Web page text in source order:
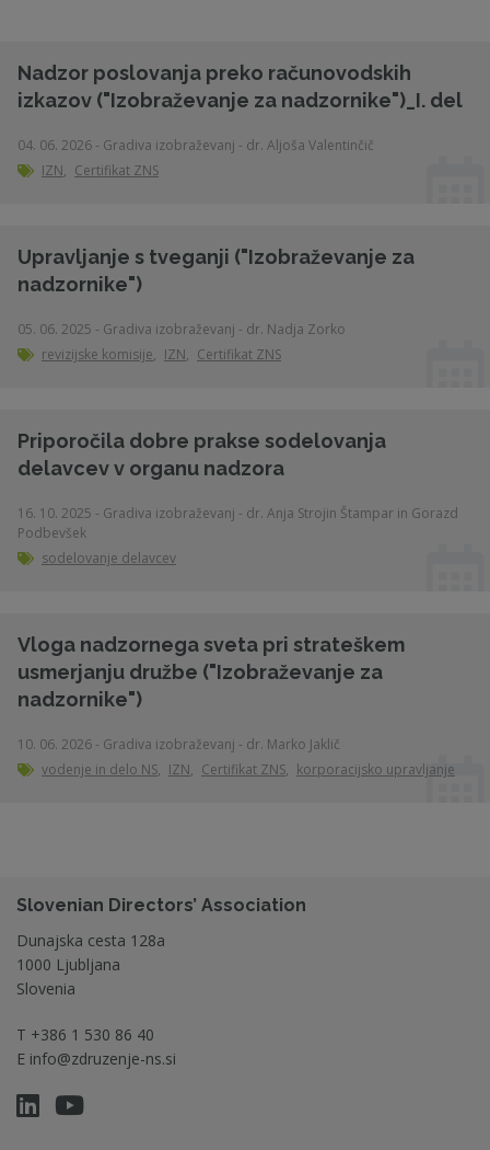
Nadzor poslovanja preko računovodskih
izkazov ("Izobraževanje za nadzornike")_I. del
04. 06. 2026 - Gradiva izobraževanj - dr. Aljoša Valentinčič
IZN, Certifikat ZNS
Upravljanje s tveganji ("Izobraževanje za
nadzornike")
05. 06. 2025 - Gradiva izobraževanj - dr. Nadja Zorko
revizijske komisije, IZN, Certifikat ZNS
Priporočila dobre prakse sodelovanja
delavcev v organu nadzora
16. 10. 2025 - Gradiva izobraževanj - dr. Anja Strojin Štampar in Gorazd
Podbevšek
sodelovanje delavcev
Vloga nadzornega sveta pri strateškem
usmerjanju družbe ("Izobraževanje za
nadzornike")
10. 06. 2026 - Gradiva izobraževanj - dr. Marko Jaklič
vodenje in delo NS, IZN, Certifikat ZNS, korporacijsko upravljanje
Slovenian Directors’ Association
Dunajska cesta 128a
1000 Ljubljana
Slovenia
T +386 1 530 86 40
E info@zdruzenje-ns.si